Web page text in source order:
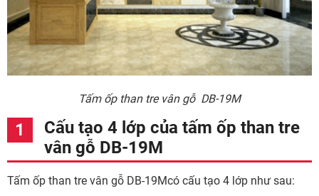
Tấm ốp than tre vân gỗ DB-19M
Cấu tạo 4 lớp của tấm ốp than tre
vân gỗ DB-19M
Tấm ốp than tre vân gỗ DB-19Mcó cấu tạo 4 lớp như sau: